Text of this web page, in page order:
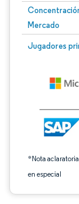
Mercado
Jugadores
*Nota
en especial
Imagen ©